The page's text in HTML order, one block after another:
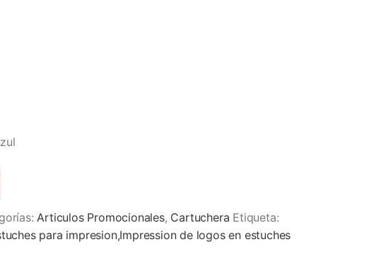
Articulos Promocionales, Cartuchera Etiqueta:
para impresion,Impression de logos en estuches